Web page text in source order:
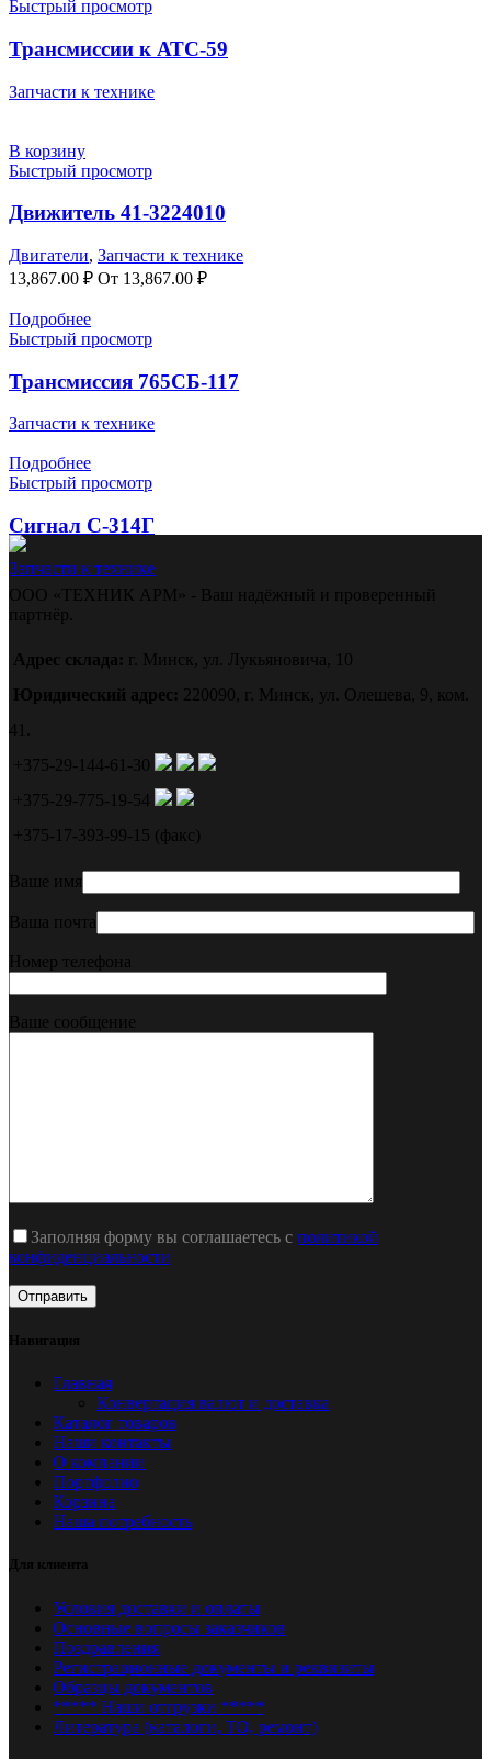
Быстрый просмотр
Трансмиссии к АТС-59
Запчасти к технике
В корзину
Быстрый просмотр
Движитель 41-3224010
Двигатели, Запчасти к технике
13,867.00 ₽ От 13,867.00 ₽
Подробнее
Быстрый просмотр
Трансмиссия 765СБ-117
Запчасти к технике
Подробнее
Быстрый просмотр
Сигнал С-314Г
Запчасти к технике
ООО «ТЕХНИК АРМ» - Ваш надёжный и проверенный
партнёр.
Адрес склада:
г. Минск, ул. Лукьяновича, 10
Юридический адрес:
220090, г. Минск, ул. Олешева, 9, ком.
41.
+375-29-144-61-30
+375-29-775-19-54
+375-17-393-99-15 (факс)
Ваше имя
Ваша почта
Номер телефона
Ваше сообщение
Заполняя форму вы соглашаетесь с политикой
конфиденциальности
Навигация
Главная
Конвертация валют и доставка
Каталог товаров
Наши контакты
О компании
Портфолио
Корзина
Наша потребность
Для клиента
Условия доставки и оплаты
Основные вопросы заказчиков
Поздравления
Регистрационные документы и реквизиты
Образцы документов
***** Наши отгрузки *****
Литература (каталоги, ТО, ремонт)